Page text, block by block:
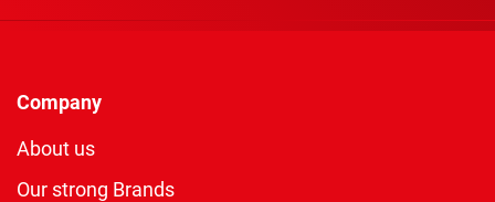
Company
About us
Our strong Brands